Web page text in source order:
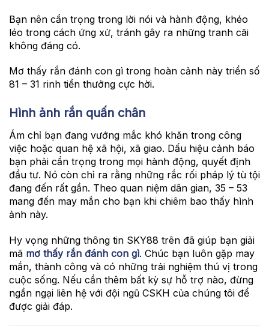
Bạn nên cẩn trọng trong lời nói và hành động, khéo
léo trong cách ứng xử, tránh gây ra những tranh cãi
không đáng có.
Mơ thấy rắn đánh con gì trong hoàn cảnh này triển số
81 – 31 rinh tiền thưởng cực hời.
Hình ảnh rắn quấn chân
Ám chỉ bạn đang vướng mắc khó khăn trong công
việc hoặc quan hệ xã hội, xã giao. Dấu hiệu cảnh báo
bạn phải cẩn trọng trong mọi hành động, quyết định
đầu tư. Nó còn chỉ ra rằng những rắc rối pháp lý tù tội
đang đến rất gần. Theo quan niệm dân gian, 35 – 53
mang đến may mắn cho bạn khi chiêm bao thấy hình
ảnh này.
Hy vọng những thông tin SKY88 trên đã giúp bạn giải
mã mơ thấy rắn đánh con gì. Chúc bạn luôn gặp may
mắn, thành công và có những trải nghiệm thú vị trong
cuộc sống. Nếu cần thêm bất kỳ sự hỗ trợ nào, đừng
ngần ngại liên hệ với đội ngũ CSKH của chúng tôi để
được giải đáp.